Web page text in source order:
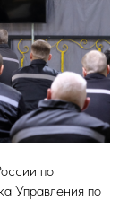
по
Управления по